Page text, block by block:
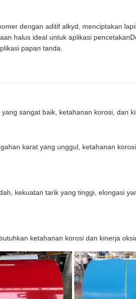
dengan aditif alkyd, menciptakan
halus ideal untuk aplikasi
papan tanda.
sangat baik, ketahanan korosi, dan
karat yang unggul, ketahanan
kekuatan tarik yang tinggi, elongasi
ketahanan korosi dan kinerja